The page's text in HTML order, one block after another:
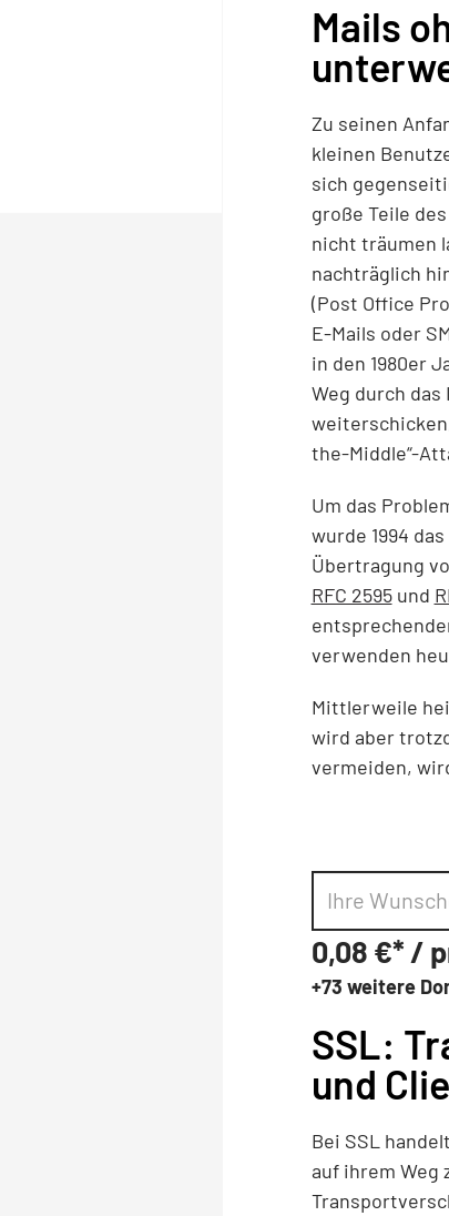
Mails
Zu seinen
kleinen
sich
große Teile
nicht träumen
nachträglich
(Post Office
E-Mails oder
in den 1980er
Weg durch
the-Middle“-
Um das
wurde 1994
Übertragung
RFC 2595und
verwenden
Mittlerweile
wird aber
vermeiden,
0,08 €* /
+73 weitere
SSL:
und
Bei SSL
auf ihrem Weg